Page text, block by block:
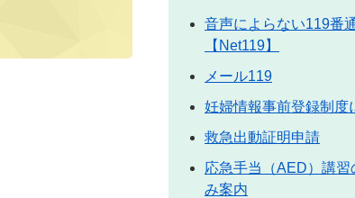
音声によらない119番
【Net119】
メール119
妊婦情報事前登録制度
救急出動証明申請
応急手当（AED）講習
み案内